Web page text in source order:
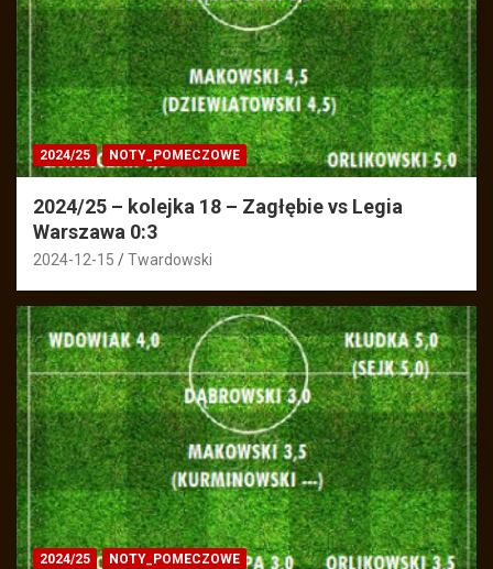
2024/25 NOTY_POMECZOWE
2024/25 – kolejka 18 – Zagłębie vs Legia
Warszawa 0:3
2024-12-15 Twardowski
2024/25 NOTY_POMECZOWE